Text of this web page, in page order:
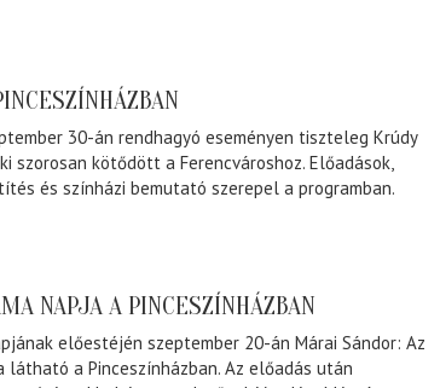
30-án rendhagyó eseményen tiszteleg Krúdy
szorosan kötődött a Ferencvároshoz. Előadások,
és színházi bemutató szerepel a programban.
NAPJA A PINCESZÍNHÁZBAN
előestéjén szeptember 20-án Márai Sándor: Az
látható a Pinceszínházban. Az előadás után